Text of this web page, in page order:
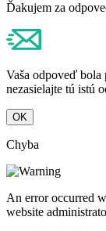
Ďakujem za
Vaša odpoveď bola
nezasielajte tú istú
OK
Chyba
An error occurred
website